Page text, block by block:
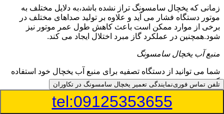
زمانی که یخچال سامسونگ تراز نشده باشد،به دلایل مختلف به
موتور دستگاه فشار می آید و علاوه بر تولید صداهای مختلف در
برخی از موارد ممکن است باعث کاهش طول عمر موتور نیز
شود.همچنین در عملکرد گاز مبرد اختلال ایجاد می کند.
منبع آب یخچال سامسونگ
شما می توانید از دستگاه تصفیه برای منبع آب یخچال خود استفاده
کنید
در دفترچه راهنمای یخچال سامسونگ قسمت ویژه ای به منبع آب
آن و راهنمایی لازم در زمینه نصب و استفاده از آن اختصاص داده
تلفن تماس فورینمایندگی تعمیر یخچال سامسونگ در تکاوران
tel:09125353655